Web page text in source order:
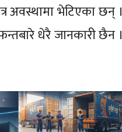
अवस्थामा भेटिएका छन् ।
धेरै जानकारी छैन ।